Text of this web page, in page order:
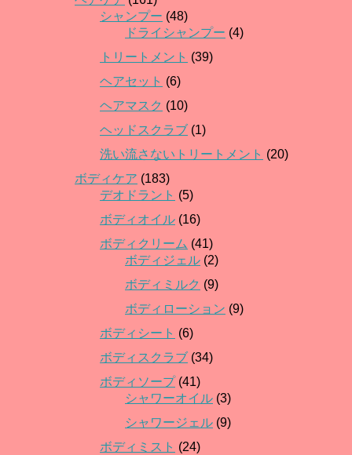
シャンプー (48)
ドライシャンプー (4)
トリートメント (39)
ヘアセット (6)
ヘアマスク (10)
ヘッドスクラブ (1)
洗い流さないトリートメント (20)
ボディケア (183)
デオドラント (5)
ボディオイル (16)
ボディクリーム (41)
ボディジェル (2)
ボディミルク (9)
ボディローション (9)
ボディシート (6)
ボディスクラブ (34)
ボディソープ(41)
シャワーオイル (3)
シャワージェル (9)
ボディミスト (24)